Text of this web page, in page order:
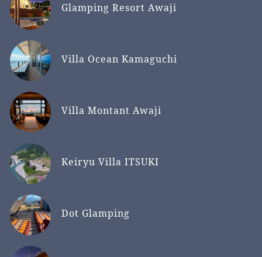
Glamping Resort Awaji
Villa Ocean Kamaguchi
Villa Montant Awaji
Keiryu Villa ITSUKI
Dot Glamping